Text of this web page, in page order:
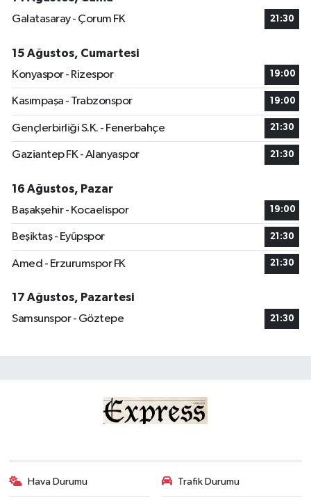
Galatasaray - Çorum FK
21:30
15 Ağustos, Cumartesi
Konyaspor - Rizespor
19:00
Kasımpaşa - Trabzonspor 19:00
Gençlerbirliği S.K. - Fenerbahçe 21:30
Gaziantep FK - Alanyaspor 21:30
16 Ağustos, Pazar
Başakşehir - Kocaelispor
19:00
Beşiktaş - Eyüpspor 21:30
Amed - Erzurumspor FK 21:30
17 Ağustos, Pazartesi
Samsunspor - Göztepe
21:30
Hava Durumu Trafik Durumu